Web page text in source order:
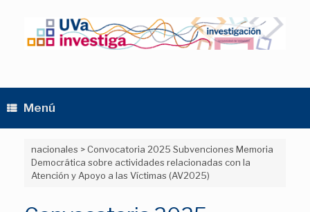
contenido
Menú
nacionales > Convocatoria 2025 Subvenciones Memoria
Democrática sobre actividades relacionadas con la
Atención y Apoyo a las Víctimas (AV2025)